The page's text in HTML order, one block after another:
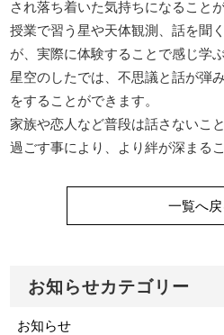
され落ち着いた気持ちになること
授業で習う星や天体観測、話を聞
が、実際に体験することで感じ学
星空のしたでは、不思議と話が弾
をすることができます。
家族や恋人など普段は話さないこ
過ごす事により、より絆が深まる
一覧へ戻
お知らせカテゴリー
お知らせ